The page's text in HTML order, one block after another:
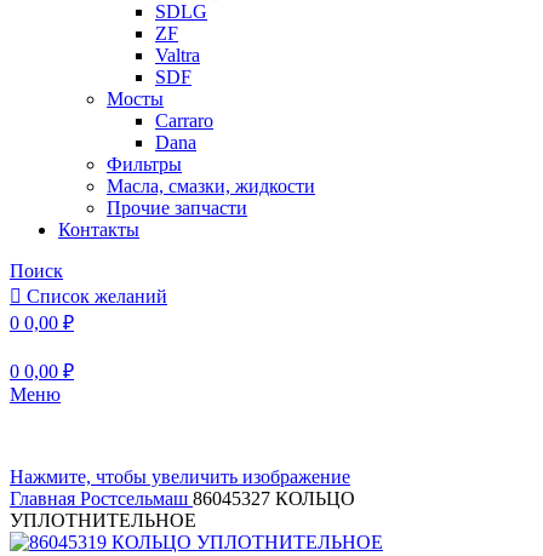
SDLG
ZF
Valtra
SDF
Мосты
Carraro
Dana
Фильтры
Масла, смазки, жидкости
Прочие запчасти
Контакты
Поиск
Список желаний
0 0,00 ₽
0 0,00 ₽
Меню
Нажмите, чтобы увеличить изображение
Главная Ростсельмаш 86045327 КОЛЬЦО
УПЛОТНИТЕЛЬНОЕ